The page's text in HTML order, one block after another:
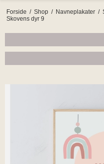
Forside / Shop / Navneplakater /
Skovens dyr 9